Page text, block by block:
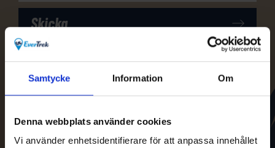
Samtycke Information Om
Denna webbplats använder cookies
Vi använder enhetsidentifierare för att anpassa innehållet